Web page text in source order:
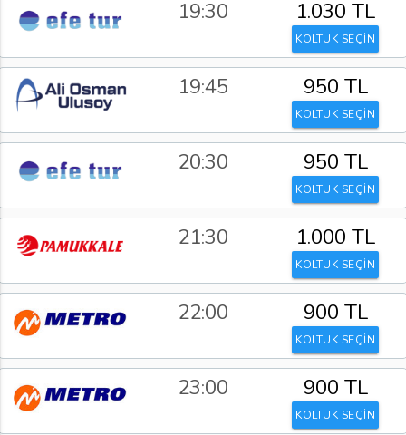
19:30 1.030 TL
KOLTUK SEÇİN
19:45 950 TL
KOLTUK SEÇİN
20:30 950 TL
KOLTUK SEÇİN
21:30 1.000 TL
KOLTUK SEÇİN
22:00 900 TL
KOLTUK SEÇİN
23:00 900 TL
KOLTUK SEÇİN